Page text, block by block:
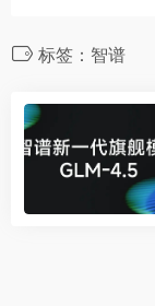
标签：智谱